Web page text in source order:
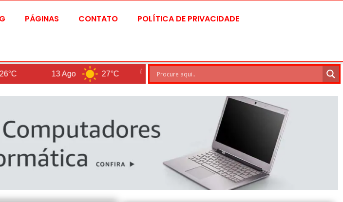
PÁGINAS CONTATO POLÍTICA DE PRIVACIDADE
27°C Brasilia 8